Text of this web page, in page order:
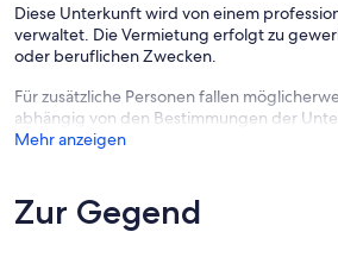
Diese Unterkunft wird von einem
verwaltet. Die Vermietung erfolgt zu
oder beruflichen Zwecken.
Für zusätzliche Personen fallen
abhängig von den Bestimmungen der
Mehr anzeigen
Zur Gegend